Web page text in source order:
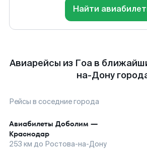
Найти
Авиарейсы из Гоа в
на-Дону
Рейсы в соседние города
Авиабилеты Доболим —
Краснодар
253 км до Ростова-на-Дону